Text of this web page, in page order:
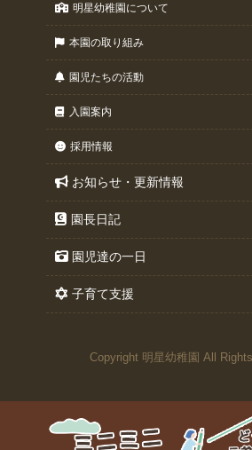
明星幼稚園について
本園の取り組み
園児たちの活動
入園案内
採用情報
お知らせ・更新情報
園長日記
園児達の一日
子育て支援
Copyright 明星幼稚園 All